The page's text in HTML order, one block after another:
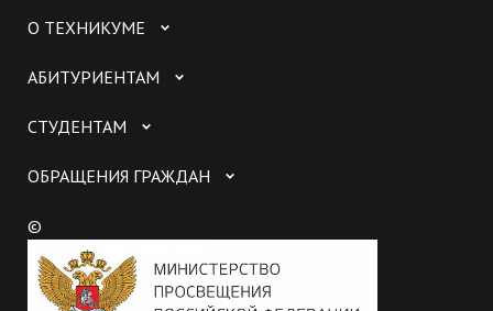
О ТЕХНИКУМЕ
АБИТУРИЕНТАМ
СТУДЕНТАМ
ОБРАЩЕНИЯ ГРАЖДАН
©